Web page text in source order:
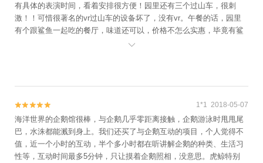
有具体的表演时间，看着安排很方便！园里还有三个过山车，很刺
激！！可惜很著名的vr过山车的设备坏了，没有vr。午餐的话，园里
有个跟鲨鱼一起吃的餐厅，味道还可以，价格不怎么实惠，毕竟有鲨
鱼嘛。整体不错，推荐大家来奥兰多的时候，不要错过！


 1*1 2018-05-07
海洋世界的企鹅馆很棒，与企鹅几乎零距离接触，企鹅游泳时甩甩尾
巴，水洙都能溅到身上。我们还买了与企鹅互动的项目，个人觉得不
值，近一个小时的互动，半个多小时都在听讲解企鹅的种类、生活习
性等，互动时间最多5分钟，只让摸着企鹅照相，没意思。虎鲸特别